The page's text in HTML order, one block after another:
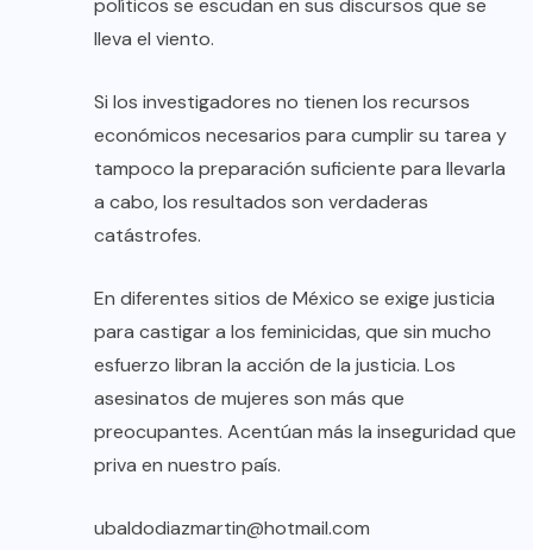
políticos se escudan en sus discursos que se
lleva el viento.
Si los investigadores no tienen los recursos
económicos necesarios para cumplir su tarea y
tampoco la preparación suficiente para llevarla
a cabo, los resultados son verdaderas
catástrofes.
En diferentes sitios de México se exige justicia
para castigar a los feminicidas, que sin mucho
esfuerzo libran la acción de la justicia. Los
asesinatos de mujeres son más que
preocupantes. Acentúan más la inseguridad que
priva en nuestro país.
ubaldodiazmartin@hotmail.com